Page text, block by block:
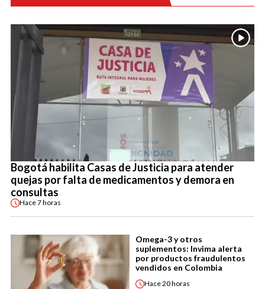
Bogotá habilita Casas de Justicia para atender
quejas por falta de medicamentos y demora en
consultas
Hace7 horas
Omega-3 y otros
suplementos: Invima alerta
por productos fraudulentos
vendidos en Colombia
Hace20 horas